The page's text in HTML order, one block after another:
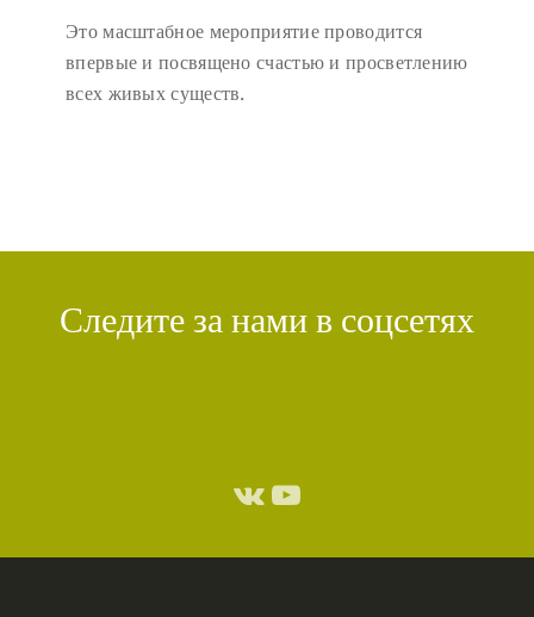
Это масштабное мероприятие проводится
впервые и посвящено счастью и просветлению
всех живых существ.
Следите за нами в соцсетях